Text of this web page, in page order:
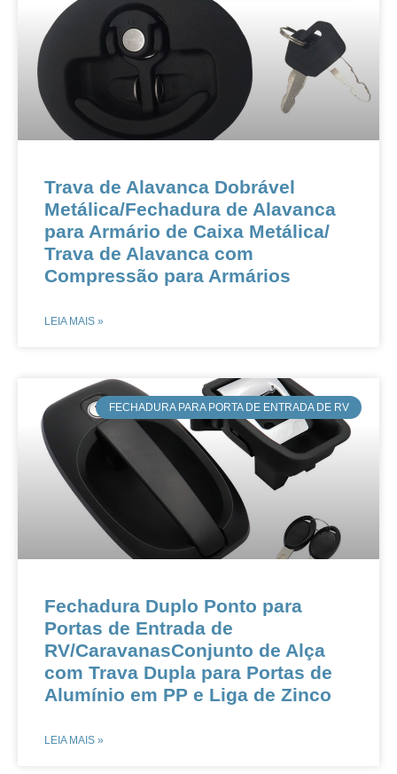
Trava de Alavanca Dobrável
Metálica​/​​Fechadura de Alavanca
para Armário de Caixa Metálica​/​​
Trava de Alavanca com
Compressão para Armários​
LEIA MAIS »
FECHADURA PARA PORTA DE ENTRADA DE RV
Fechadura Duplo Ponto para
Portas de Entrada de
RV/CaravanasConjunto de Alça
com Trava Dupla para Portas de
Alumínio em PP e Liga de Zinco
LEIA MAIS »